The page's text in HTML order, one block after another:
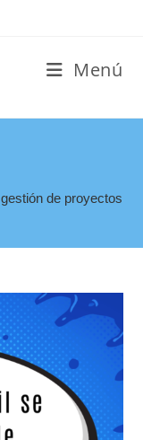
Menú
de proyectos